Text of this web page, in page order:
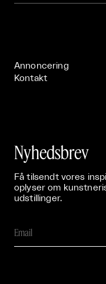
Annoncering
Kontakt
Nyhedsbrev
Få tilsendt vores
oplyser om
udstillinger.